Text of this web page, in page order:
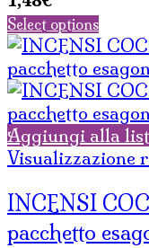
Select options
Aggiungi alla
Visualizzazione
INCENSI
pacchetto